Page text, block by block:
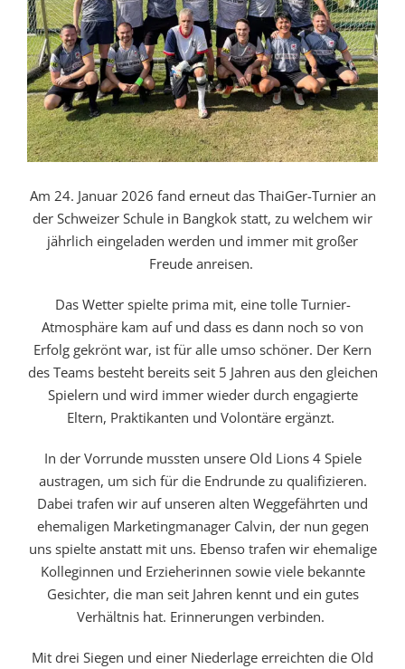
Am 24. Januar 2026 fand erneut das ThaiGer-Turnier an
der Schweizer Schule in Bangkok statt, zu welchem wir
jährlich eingeladen werden und immer mit großer
Freude anreisen.
Das Wetter spielte prima mit, eine tolle Turnier-
Atmosphäre kam auf und dass es dann noch so von
Erfolg gekrönt war, ist für alle umso schöner. Der Kern
des Teams besteht bereits seit 5 Jahren aus den gleichen
Spielern und wird immer wieder durch engagierte
Eltern, Praktikanten und Volontäre ergänzt.
In der Vorrunde mussten unsere Old Lions 4 Spiele
austragen, um sich für die Endrunde zu qualifizieren.
Dabei trafen wir auf unseren alten Weggefährten und
ehemaligen Marketingmanager Calvin, der nun gegen
uns spielte anstatt mit uns. Ebenso trafen wir ehemalige
Kolleginnen und Erzieherinnen sowie viele bekannte
Gesichter, die man seit Jahren kennt und ein gutes
Verhältnis hat. Erinnerungen verbinden.
Mit drei Siegen und einer Niederlage erreichten die Old